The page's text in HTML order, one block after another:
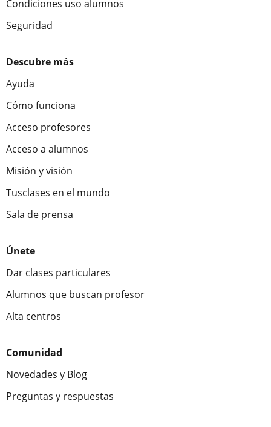
Condiciones uso alumnos
Seguridad
Descubre más
Ayuda
Cómo funciona
Acceso profesores
Acceso a alumnos
Misión y visión
Tusclases en el mundo
Sala de prensa
Únete
Dar clases particulares
Alumnos que buscan profesor
Alta centros
Comunidad
Novedades y Blog
Preguntas y respuestas